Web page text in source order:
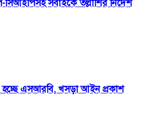
সিআইপিসহ সবাইকে তল্লাশির নির্দেশ
হচ্ছে এসআরবি, খসড়া আইন প্রকাশ